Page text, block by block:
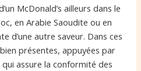
McDonald’s ailleurs dans le
en Arabie Saoudite ou en
d’une autre saveur. Dans ces
présentes, appuyées par
assure la conformité des